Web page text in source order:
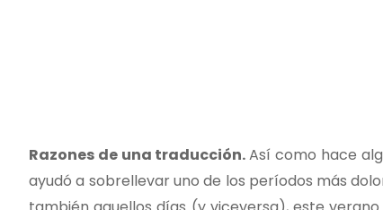
Razones de una traducción.Así como hace
ayudó a sobrellevar uno de los períodos más